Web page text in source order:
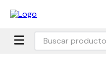
Buscar productos...